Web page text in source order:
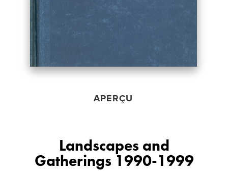
APERÇU
Landscapes and
Gatherings 1990-1999